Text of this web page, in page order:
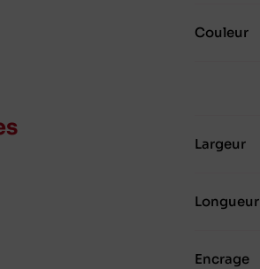
Couleur
Largeur
Longueur
Encrage